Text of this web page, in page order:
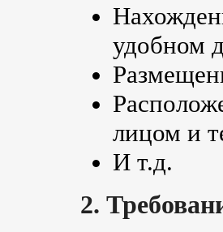
удобном
лицом и
И т.д.
2.